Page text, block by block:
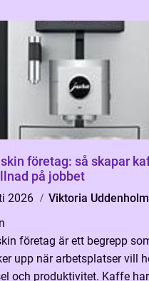
företag: så skapar
på jobbet
2026
Viktoria Uddenholm
företag är ett begrepp
upp när arbetsplatser vill
och produktivitet. Kaffe